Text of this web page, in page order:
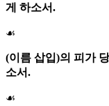
게 하소서.
☙
(이름 삽입)의 피가
소서.
☙